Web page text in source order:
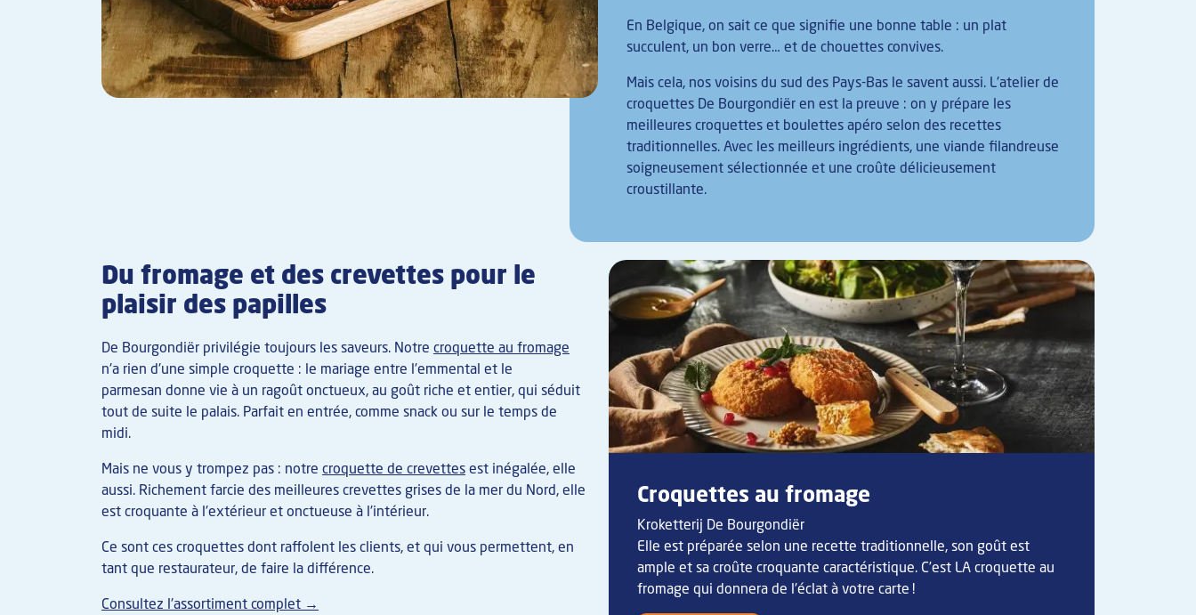
En Belgique, on sait ce que signifie une bonne table : un plat
succulent, un bon verre… et de chouettes convives.
Mais cela, nos voisins du sud des Pays-Bas le savent aussi. L'atelier de
croquettes De Bourgondiër en est la preuve : on y prépare les
meilleures croquettes et boulettes apéro selon des recettes
traditionnelles. Avec les meilleurs ingrédients, une viande filandreuse
soigneusement sélectionnée et une croûte délicieusement
croustillante.
Du fromage et des crevettes pour le
plaisir des papilles
De Bourgondiër privilégie toujours les saveurs. Notre croquette au fromage
n'a rien d'une simple croquette : le mariage entre l'emmental et le
parmesan donne vie à un ragoût onctueux, au goût riche et entier, qui séduit
tout de suite le palais. Parfait en entrée, comme snack ou sur le temps de
midi.
Mais ne vous y trompez pas : notre croquette de crevettesest inégalée, elle
aussi. Richement farcie des meilleures crevettes grises de la mer du Nord, elle
est croquante à l'extérieur et onctueuse à l'intérieur.
Ce sont ces croquettes dont raffolent les clients, et qui vous permettent, en
tant que restaurateur, de faire la différence.
Consultez l'assortiment complet →
Croquettes au fromage
Kroketterij De Bourgondiër
Elle est préparée selon une recette traditionnelle, son goût est
ample et sa croûte croquante caractéristique. C’est LA croquette au
fromage qui donnera de l'éclat à votre carte !